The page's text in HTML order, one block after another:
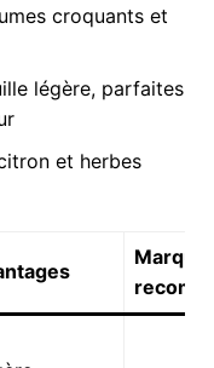
croquants et
légère, parfaites
et herbes